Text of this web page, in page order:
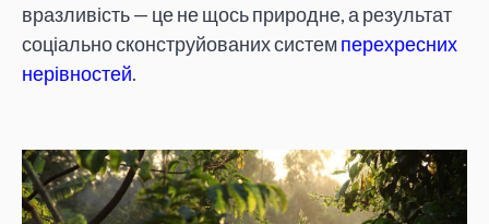
вразливість — це не щось природне, а результат
соціально сконструйованих системперехресних
нерівностей.